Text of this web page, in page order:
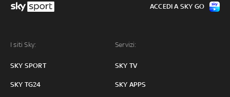
I siti Sky:
SKY SPORT
SKY TG24
Servizi:
SKY TV
SKY APPS
ACCEDI A SKY GO